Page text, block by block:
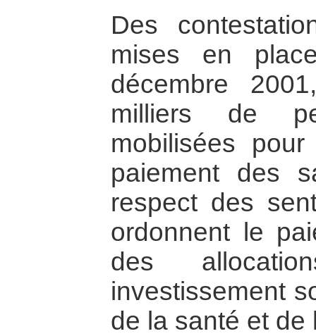
Des
mises en
décembre
milliers de
mobilisées
paiement des
respect des
ordonnent le
des
investissement
de la santé et